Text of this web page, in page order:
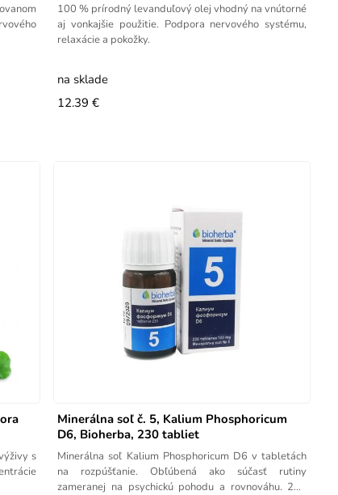
100 % prírodný levanduľový olej vhodný na vnútorné
aj vonkajšie použitie. Podpora nervového systému,
relaxácie a pokožky.
na sklade
12.39 €
s
Minerálna soľ č. 5, Kalium Phosphoricum
D6, Bioherba, 230 tabliet
Minerálna soľ Kalium Phosphoricum D6 v tabletách
na rozpúšťanie. Obľúbená ako súčasť rutiny
zameranej na psychickú pohodu a rovnováhu. 230